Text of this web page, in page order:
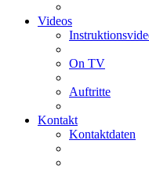
Videos
On TV
Auftritte
Kontakt
Kontaktdaten